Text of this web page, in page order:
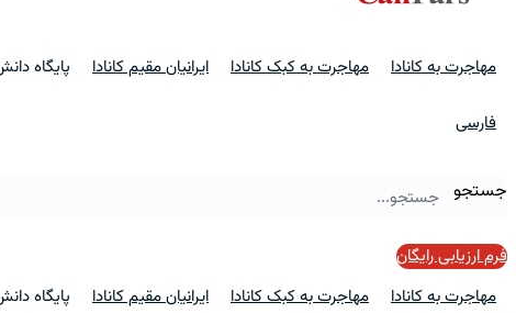
مهاجرت به کانادا مهاجرت به کبک کانادا ایرانیان مقیم کانادا پایگاه
فارسی
جستجو
فرم ارزیابی رایگان
مهاجرت به کانادا
مهاجرت به کبک کانادا ایرانیان مقیم کانادا پایگاه